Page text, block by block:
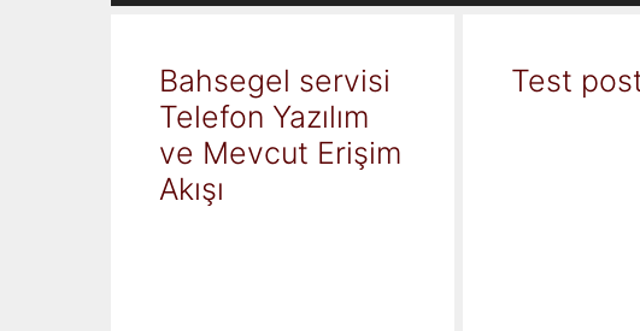
Bahsegel servisi
Telefon Yazılım
ve Mevcut Erişim
Akışı
Test